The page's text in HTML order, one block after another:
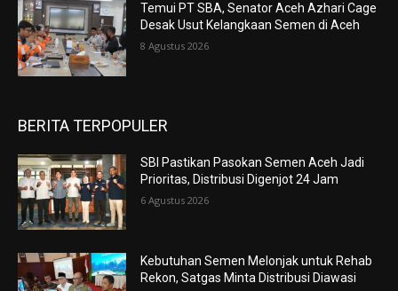
Temui PT SBA, Senator Aceh Azhari Cage
Desak Usut Kelangkaan Semen di Aceh
8 Agustus 2026
BERITA TERPOPULER
SBI Pastikan Pasokan Semen Aceh Jadi
Prioritas, Distribusi Digenjot 24 Jam
6 Agustus 2026
Kebutuhan Semen Melonjak untuk Rehab
Rekon, Satgas Minta Distribusi Diawasi